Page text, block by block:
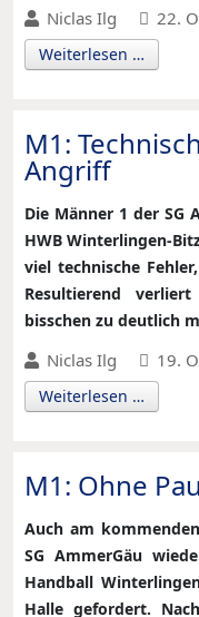
Niclas Ilg 22.
Weiterlesen …
M1:
Angriff
Die Männer 1 der SG
HWB Winterlingen-
viel technische
Resultierend
bisschen zu deutlich
Niclas Ilg 19.
Weiterlesen …
M1: Ohne
Auch am
SG AmmerGäu
Handball
Halle gefordert.